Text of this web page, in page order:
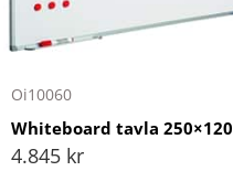
Oi10060
Whiteboard tavla 250×120
4.845 kr